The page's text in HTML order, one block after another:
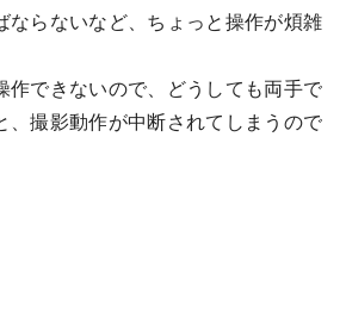
ならないなど、ちょっと操作が煩雑
作できないので、どうしても両手で
、撮影動作が中断されてしまうので